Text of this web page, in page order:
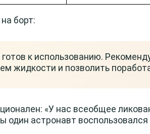
борт:
к использованию.
жидкости и позволить
«У нас всеобщее
один астронавт